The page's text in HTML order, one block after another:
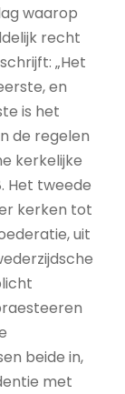
waarop
recht
„Het
en
is het
de regelen
kerkelijke
Het tweede
kerken tot
uit
beide in,
met